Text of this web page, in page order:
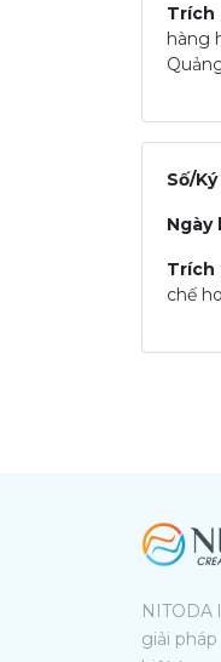
Trích
hàng
Số/
Ngày
Trích
chế
NITODA
giải